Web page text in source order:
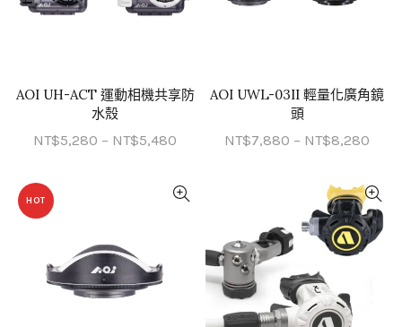
QUICK SHOP
AOI UH-ACT 運動相機共享防
水殼
NT$5,280 – NT$5,480
範
圍：
NT$5,480
QUICK SHOP
AOI UWL-03II 輕量化廣角鏡
頭
NT$7,880 – NT$8,280
範
圍：
HOT